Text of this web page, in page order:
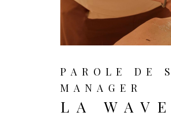
PAROLE DE
MANAGER
LA